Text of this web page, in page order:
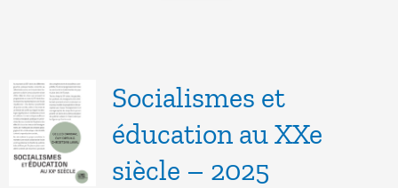
Socialismes et
éducation au XXe
siècle – 2025